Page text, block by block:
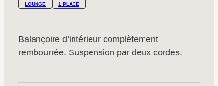
LOUNGE 1 PLACE
Balançoire d’intérieur complètement
rembourrée. Suspension par deux cordes.